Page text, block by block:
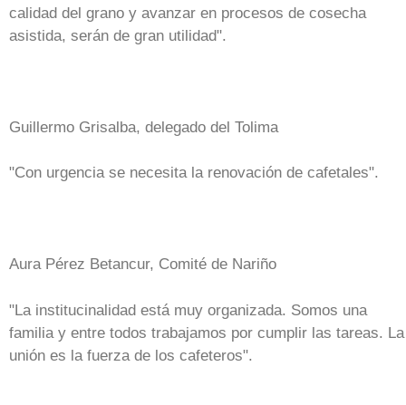
calidad del grano y avanzar en procesos de cosecha
asistida, serán de gran utilidad".
Guillermo Grisalba, delegado del Tolima
"Con urgencia se necesita la renovación de cafetales".
Aura Pérez Betancur, Comité de Nariño
"La institucinalidad está muy organizada. Somos una
familia y entre todos trabajamos por cumplir las tareas. La
unión es la fuerza de los cafeteros".